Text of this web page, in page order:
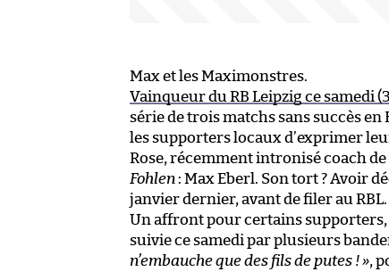
Max et les Maximonstres.
Vainqueur du RB Leipzig ce samedi
série de trois matchs sans succès
les supporters locaux d’exprimer
Rose, récemment intronisé coach
Fohlen : Max Eberl. Son tort ? Avoir
janvier dernier, avant de filer au RBL.
Un affront pour certains supporters,
suivie ce samedi par plusieurs
n’embauche que des fils de putes ! »,